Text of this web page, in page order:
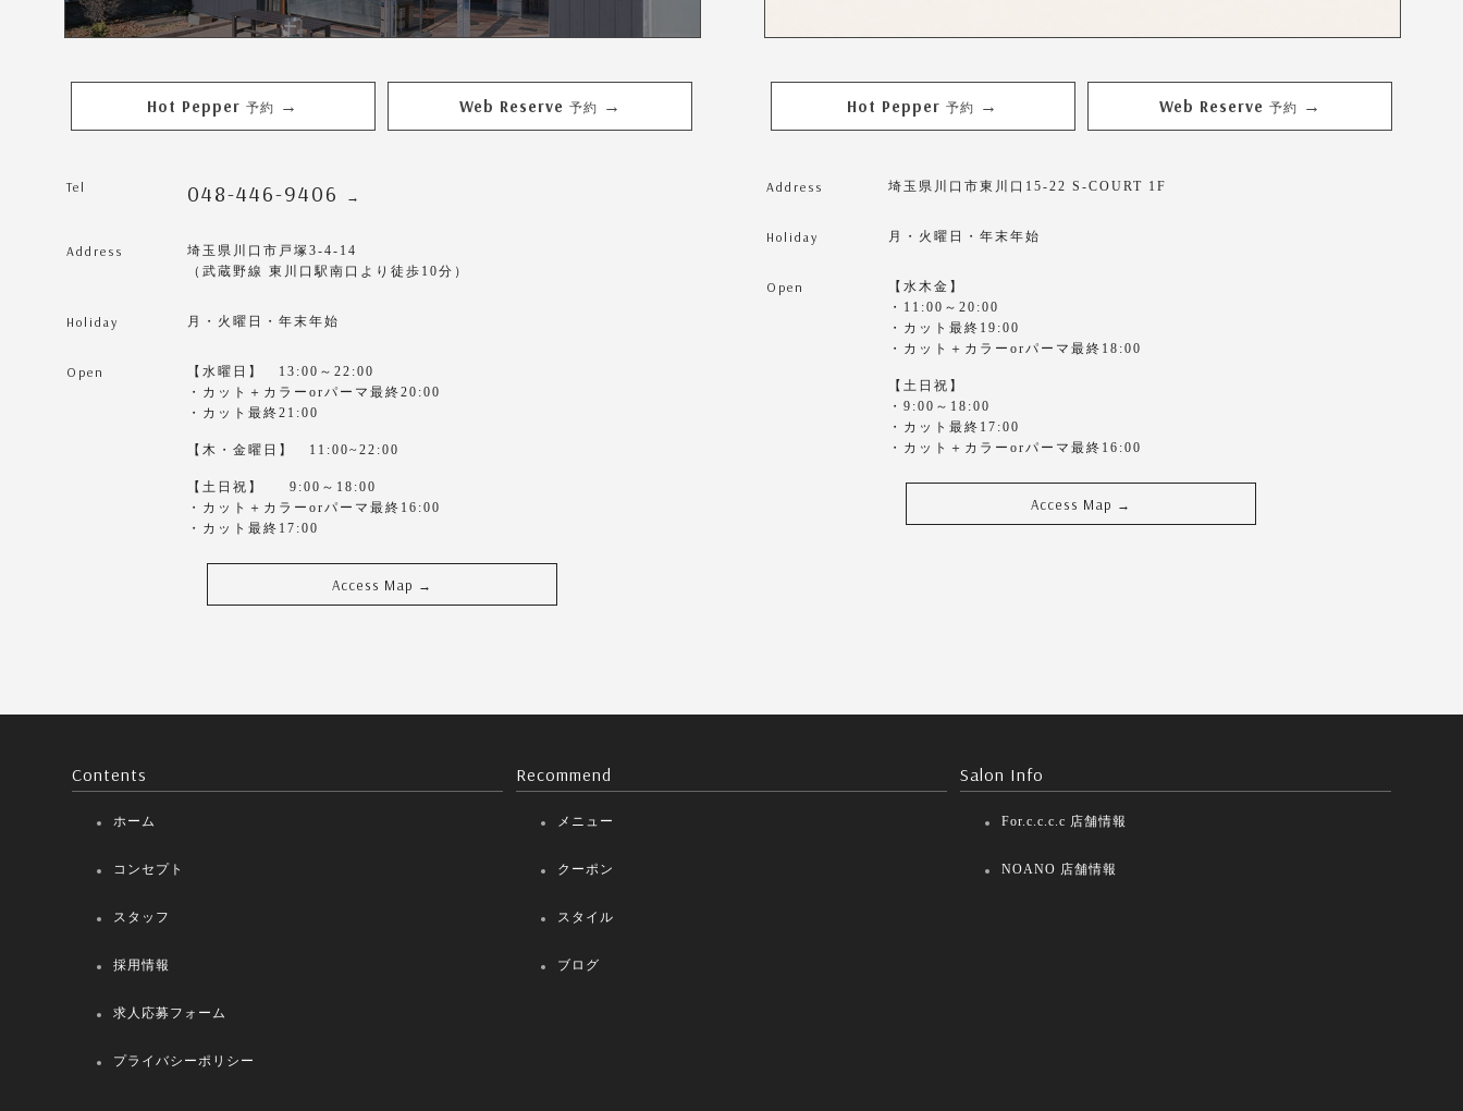
Hot Pepper 予約 → Web Reserve 予約 →
Tel 048-446-9406 →
Address
埼玉県川口市戸塚3-4-14
（武蔵野線 東川口駅南口より徒歩10分）
Holiday 月・火曜日・年末年始
Open
【水曜日】 13:00～22:00
・カット＋カラーorパーマ最終20:00
・カット最終21:00
【木・金曜日】 11:00~22:00
【土日祝】 9:00～18:00
・カット＋カラーorパーマ最終16:00
・カット最終17:00
Access Map →
Hot Pepper 予約 → Web Reserve 予約 →
Address 埼玉県川口市東川口15-22 S-COURT 1F
Holiday 月・火曜日・年末年始
Open
【水木金】
・11:00～20:00
・カット最終19:00
・カット＋カラーorパーマ最終18:00
【土日祝】
・9:00～18:00
・カット最終17:00
・カット＋カラーorパーマ最終16:00
Access Map →
Contents
ホーム
コンセプト
スタッフ
採用情報
求人応募フォーム
プライバシーポリシー
Recommend
メニュー
クーポン
スタイル
ブログ
Salon Info
For.c.c.c.c 店舗情報
NOANO 店舗情報